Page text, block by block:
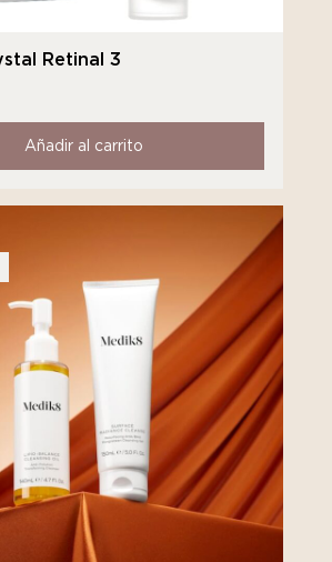
Retinal 3
Añadir al carrito